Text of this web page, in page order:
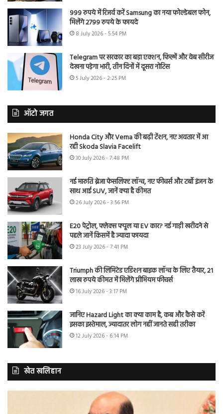
999 रुपये में रिजर्व करें Samsung का नया फोल्डेबल फोन,
मिलेंगे 2799 रुपये के फायदे
8 July 2026 - 5:54 PM
Telegram पर सरकार का बड़ा एक्शन, फिल्में और वेब सीरीज
देखना पड़ेगा भारी, तीन दिनों में दूसरा नोटिस
5 July 2026 - 2:25 PM
ऑटो जगत
Honda City और Verna की बढ़ी टेंशन, नए अवतार में आ
रही Skoda Slavia Facelift
30 July 2026 - 7:48 PM
नई मारुति ब्रेजा फेसलिफ्ट लॉन्च, नए फीचर्स और टर्बो इंजन के
साथ आई SUV, जानें क्या है कीमत
26 July 2026 - 3:56 PM
E20 पेट्रोल, फ्लेक्स फ्यूल या EV कार? नई गाड़ी खरीदने से
पहले जानें किसमें है ज्यादा फायदा
23 July 2026 - 7:41 PM
Triumph की लिमिटेड एडिशन बाइक लॉन्च के लिए तैयार, 21
लाख रुपये कीमत में मिलेंगे प्रीमियम फीचर्स
16 July 2026 - 3:17 PM
जानिए Hazard Light का क्या काम है, कब और कैसे करें
इसका इस्तेमाल, ज्यादातर लोग नहीं जानते सही तरीका
12 July 2026 - 6:14 PM
खेत खलिहान